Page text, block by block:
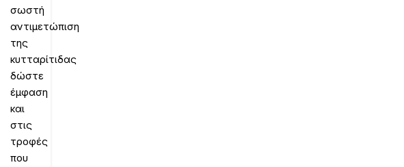
σωστή
αντιμετώπιση
της
κυτταρίτιδας
δώστε
έμφαση
και
στις
τροφές
που